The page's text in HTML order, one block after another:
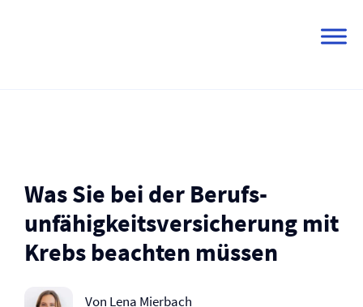
Was Sie bei der Berufs­
unfähigkeits­versicherung mit
Krebs beachten müssen
Von Lena Mierbach